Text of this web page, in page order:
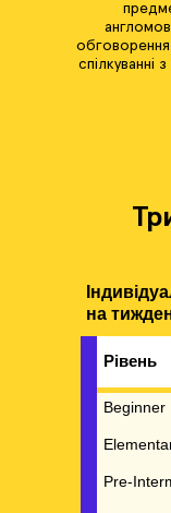
спілкуванні
на
Рівень
Beginner
Pre-